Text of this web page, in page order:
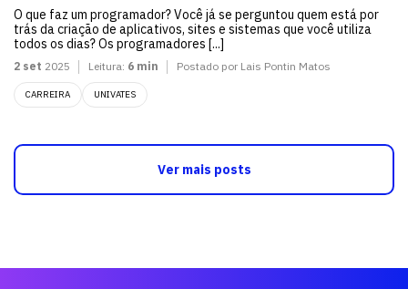
O que faz um programador? Você já se perguntou quem está por
trás da criação de aplicativos, sites e sistemas que você utiliza
todos os dias? Os programadores [...]
2 set 2025 Leitura: 6 min Postado por Lais Pontin Matos
CARREIRA UNIVATES
Ver mais posts